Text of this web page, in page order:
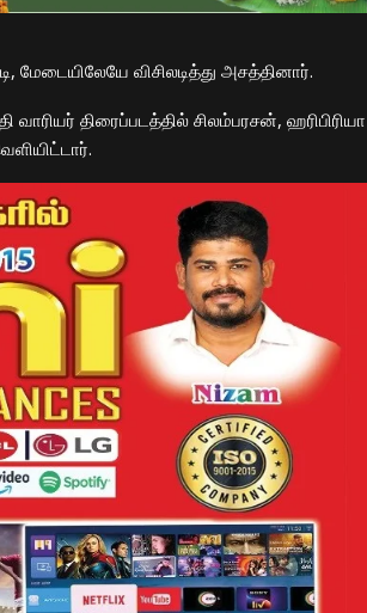
மேடையிலேயே விசிலடித்து அசத்தினார்.
திரைப்படத்தில் சிலம்பரசன், ஹரிபிரியா